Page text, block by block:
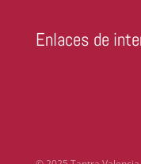
Enlaces de